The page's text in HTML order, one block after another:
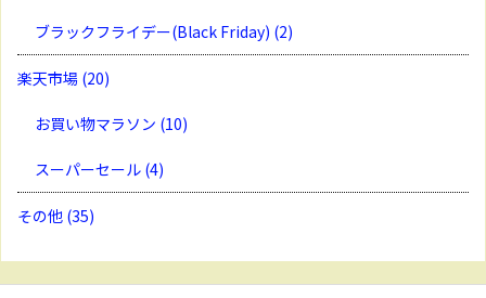
ブラックフライデー(Black Friday) (2)
楽天市場 (20)
お買い物マラソン (10)
スーパーセール (4)
その他 (35)